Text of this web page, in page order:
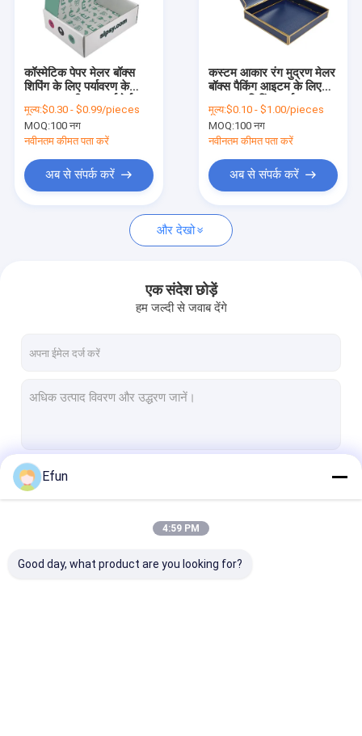
कारखाने का दौरा
गुणवत्ता नियंत्रण
हमसे संपर्क करें
समाचार
मामले
ढक्कन और बेस बॉक्स
कागजी मेलर बॉक्स
ट्यूब पैकेजिंग बॉक्स
कॉस्मेटिक पेपर मेलर बॉक्स
शिपिंग के लिए पर्यावरण के
बॉक्स
मूल्य:$0.30 - $0.99/pieces
MOQ:100 नग
नवीनतम कीमत पता करें
अब से संपर्क करें
कस्टम आकार रंग मुद्रण मेलर
बॉक्स पैकिंग आइटम के लिए
मूल्य:$0.10 - $1.00/pieces
MOQ:100 नग
नवीनतम कीमत पता करें
अब से संपर्क करें
और देखो
एक संदेश छोड़ें
हम जल्दी से जवाब देंगे
Efun
4:59 PM
Good day, what product are you looking for?